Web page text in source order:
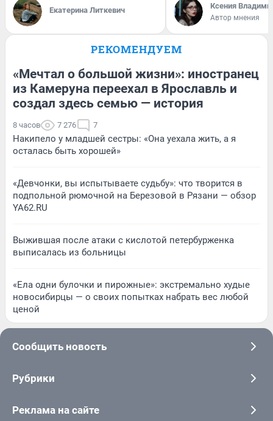
Екатерина Литкевич Ксения
Автор мнения
РЕКОМЕНДУЕМ
«Мечтал о большой жизни»: иностранец
из Камеруна переехал в Ярославль и
создал здесь семью — история
8 часов 7 276 7
Накипело у младшей сестры: «Она уехала жить, а я
осталась быть хорошей»
«Девчонки, вы испытываете судьбу»: что творится в
подпольной рюмочной на Березовой в Рязани — обзор
YA62.RU
Выжившая после атаки с кислотой петербурженка
выписалась из больницы
«Ела одни булочки и пирожные»: экстремально худые
новосибирцы — о своих попытках набрать вес любой
ценой
Сообщить новость
Рубрики
Реклама на сайте